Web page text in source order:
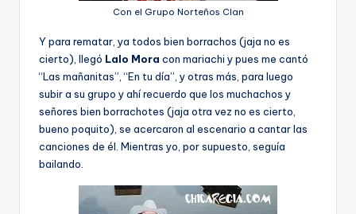
Con el Grupo Norteños Clan
Y para rematar, ya todos bien borrachos (jaja no es
cierto), llegó Lalo Mora con mariachi y pues me cantó
“Las mañanitas”, “En tu dí­a”, y otras más, para luego
subir a su grupo y ahí­ recuerdo que los muchachos y
señores bien borrachotes (jaja otra vez no es cierto,
bueno poquito), se acercaron al escenario a cantar las
canciones de él. Mientras yo, por supuesto, seguí­a
bailando.